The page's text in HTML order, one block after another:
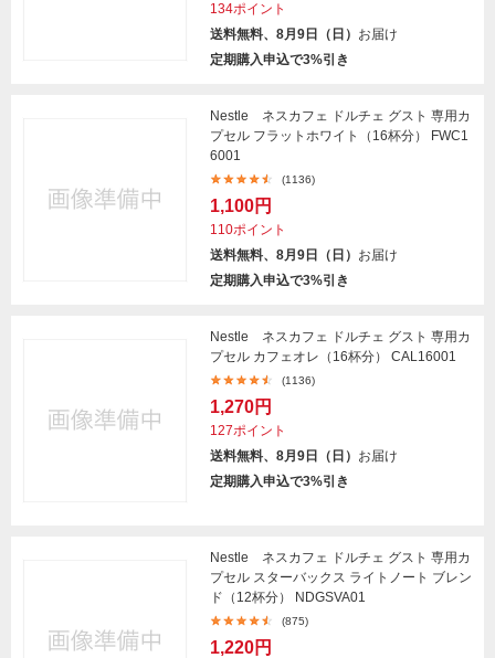
134ポイント
送料無料、8月9日（日） お届け
定期購入申込で3%引き
Nestle ネスカフェ ドルチェ グスト 専用カ
プセル フラットホワイト（16杯分） FWC1
6001
(1136)
1,100円
110ポイント
送料無料、8月9日（日） お届け
定期購入申込で3%引き
Nestle ネスカフェ ドルチェ グスト 専用カ
プセル カフェオレ（16杯分） CAL16001
(1136)
1,270円
127ポイント
送料無料、8月9日（日） お届け
定期購入申込で3%引き
Nestle ネスカフェ ドルチェ グスト 専用カ
プセル スターバックス ライトノート ブレン
ド（12杯分） NDGSVA01
(875)
1,220円